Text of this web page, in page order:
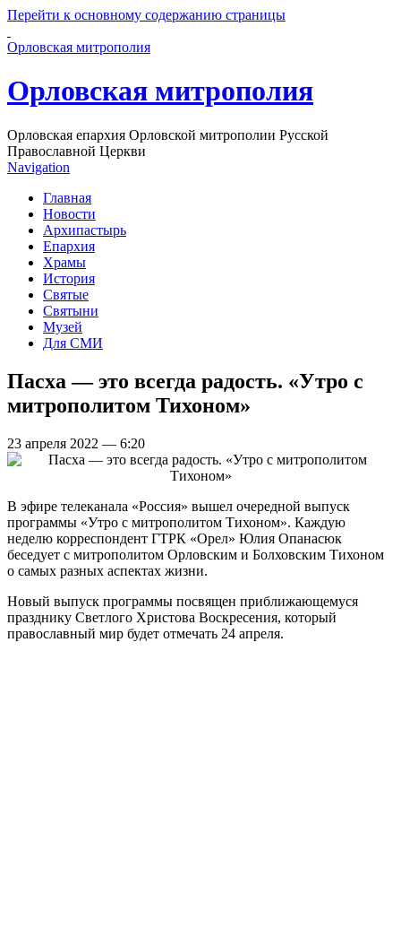
Перейти к основному содержанию страницы
Орловская митрополия
Орловская митрополия
Орловская епархия Орловской митрополии Русской
Православной Церкви
Navigation
Главная
Новости
Архипастырь
Епархия
Храмы
История
Святые
Святыни
Музей
Для СМИ
Пасха — это всегда радость. «Утро с
митрополитом Тихоном»
23 апреля 2022 — 6:20
В эфире телеканала «Россия» вышел очередной выпуск
программы «Утро с митрополитом Тихоном». Каждую
неделю корреспондент ГТРК «Орел» Юлия Опанасюк
беседует с митрополитом Орловским и Болховским Тихоном
о самых разных аспектах жизни.
Новый выпуск программы посвящен приближающемуся
празднику Светлого Христова Воскресения, который
православный мир будет отмечать 24 апреля.